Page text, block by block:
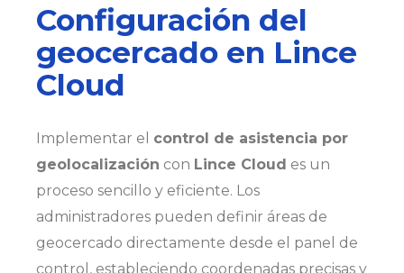
Configuración del
geocercado en Lince
Cloud
Implementar el control de asistencia por
geolocalización con Lince Cloud es un
proceso sencillo y eficiente. Los
administradores pueden definir áreas de
geocercado directamente desde el panel de
control, estableciendo coordenadas precisas y